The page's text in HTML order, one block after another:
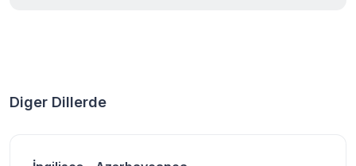
Diger Dillerde